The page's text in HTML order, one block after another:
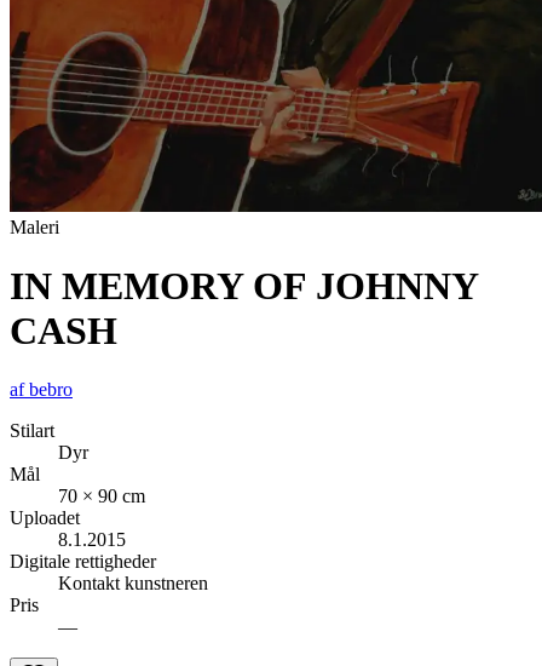
Maleri
IN MEMORY OF JOHNNY
CASH
afbebro
Stilart
Dyr
Mål
70 × 90 cm
Uploadet
8.1.2015
Digitale rettigheder
Kontakt kunstneren
Pris
—